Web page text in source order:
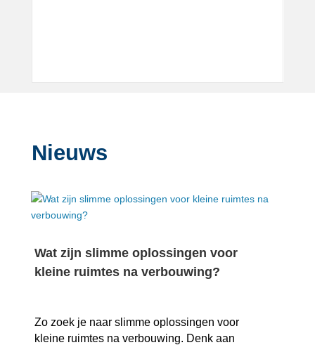
Nieuws
Wat zijn slimme oplossingen voor
kleine ruimtes na verbouwing?
Zo zoek je naar slimme oplossingen voor
kleine ruimtes na verbouwing.​ Denk aan